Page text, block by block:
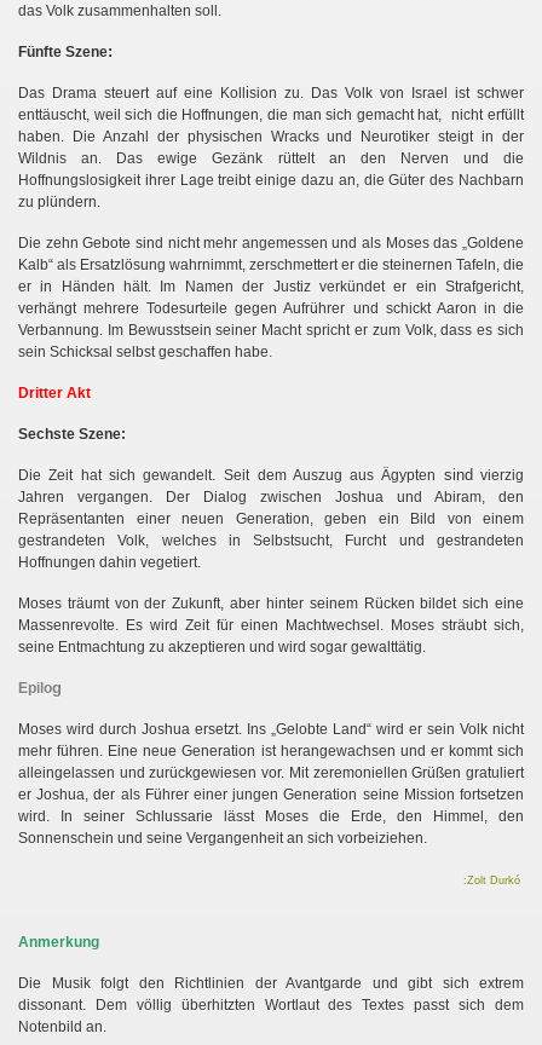
das Volk zusammenhalten soll.
Fünfte Szene:
Das Drama steuert auf eine Koll ision zu. Das Volk von Israel ist schwer
enttäuscht, weilsich die Hoffnungen, die man sich gemacht hat, nicht erfüllt
haben. Die Anzahl der physischen Wracks und Neurotiker steigt in der
Wildnis an. Das ewige Gezänk rüttelt an den Nerven und die
Hoffnungslosigkeit ihrer Lage treibt einige dazu an, die Güter des Nachbarn
zu plündern.
Die zehn Gebote sind nicht mehr angemessen und als Moses das „Goldene
Kalb“ als Ersatzlösung wahrnimmt, zerschmettert er die steinernen Tafeln, die
er in Händen hält.
Im Namen der Justiz verkündet er ein Strafgericht,
verhängt mehrere Todesurteile gegen Aufrührer und schickt Aaron in die
Verbannung. Im Bewusstsein seiner Macht spricht er zum Volk, dass es sich
sein Schicksal selbst geschaffen habe.
Dritter Akt
Sechste Szene:
Die Zeit hat sich gewandelt. Seit dem Auszug aus Ägypten sind vierzig
Jahren vergangen. Der Dialog zwischen Joshua und Abiram, den
Repräsentanten einer neuen Generation, geben ein Bild von einem
gestrandeten Volk, welches in Selbstsucht, Furcht und gestrandeten
Hoffnungen dahin vegetiert.
Moses träumt von der Zukunft, aber hinter seinem Rücken bildet sich eine
Massenrevolte. Es wird Zeit für einen Machtwechsel. Moses sträubt sich,
seine Entmachtung zu akzeptieren und wird sogar gewalttätig.
Epilog
Moses wird durch Joshua ersetzt. Ins „Gelobte Land“ wird er sein Volk nicht
mehr führen. Eine neue Generation ist herangewachsen und er kommt sich
alleingelassen und zurückgewiesen vor. Mit zeremoniellen Grüßen gratuliert
er Joshua, der als Führer einer jungen Generation seine Mission fortsetzen
wird. In seiner Schlussarie lässt Moses die Erde, den Himmel, den
Sonnenschein und seine Vergangenheit an sich vorbeiziehen.
:Zolt Durkó
Anmerkung
Die Musik folgt den Richtlinien der Avantgarde und gibt sich extrem
dissonant. Dem völlig überhitzten Wortlaut des Textes passt sich dem
Notenbild an.